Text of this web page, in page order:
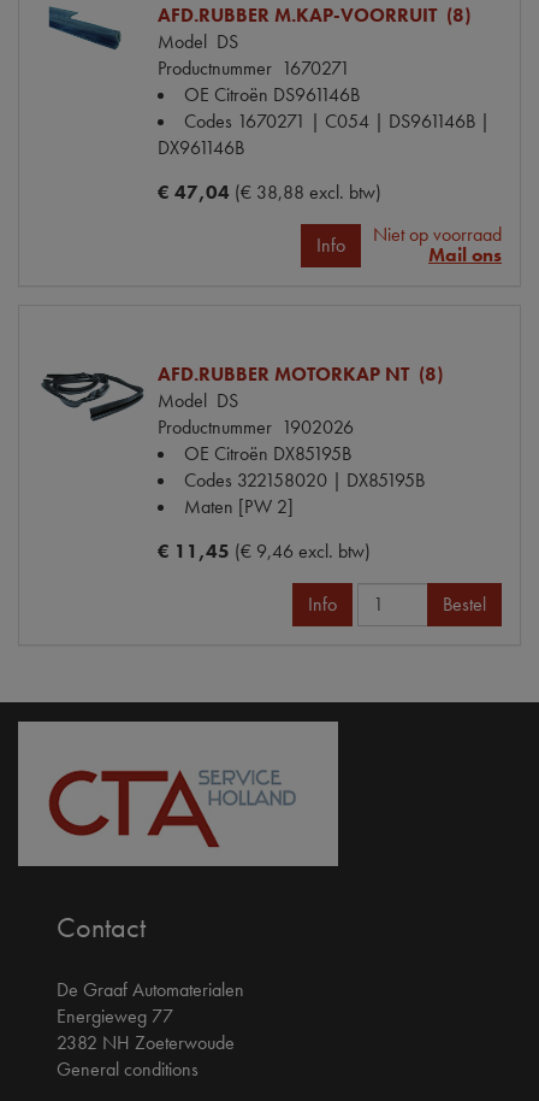
AFD.RUBBER M.KAP-VOORRUIT (8)
Model DS
Productnummer 1670271
OE Citroën DS961146B
Codes 1670271 | C054 | DS961146B |
DX961146B
€ 47,04 (€ 38,88 excl. btw)
Info
Niet op voorraad
Mail ons
AFD.RUBBER MOTORKAP NT (8)
Model DS
Productnummer 1902026
OE Citroën DX85195B
Codes 322158020 | DX85195B
Maten [PW 2]
€ 11,45 (€ 9,46 excl. btw)
Info Bestel
Contact
De Graaf Automaterialen
Energieweg 77
2382 NH Zoeterwoude
General conditions